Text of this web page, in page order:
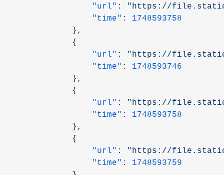
                "url"
:
"https://
                "time"
: 1748593758
            },
            {
                "url"
:
"https://
                "time"
: 1748593746
            },
            {
                "url"
:
"https://
                "time"
: 1748593758
            },
            {
                "url"
:
"https://
                "time"
: 1748593759